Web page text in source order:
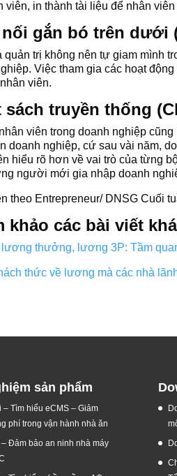
viên, in thành tài liệu để nhân
nối gắn bó trên dưới
quản trị không nên tự giam mình
Việc tham gia các hoạt
viên.
sách truyền thống
viên trong doanh nghiệp
doanh nghiệp, cứ sau vài năm,
hiểu rõ hơn về vai trò của từng
người mới gia nhập doanh
theo Entrepreneur/ DNSG Cuối
khảo các bài viết
thưởng, lương 3P: Tầm
thức về lương mà các nhà
sản phẩm
– Tìm hiểu eCMS – Giảm
phí trong vận hành nhà ăn
Đảm bảo an ninh nhà máy